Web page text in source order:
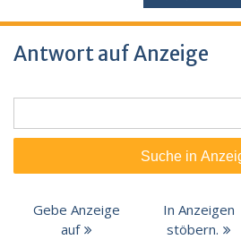
Antwort auf Anzeige
nach:
Gebe Anzeige
auf
In Anzeigen
stöbern.